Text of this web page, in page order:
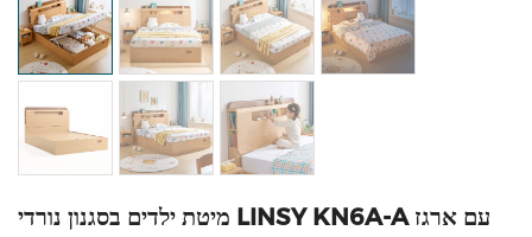
מיטת ילדים בסגנון נורדי LINSY KN6A-A עם ארגז